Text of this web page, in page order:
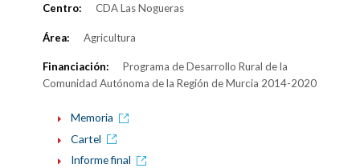
Centro: CDA Las Nogueras
Área: Agricultura
Financiación:
Programa de Desarrollo Rural de la
Comunidad Autónoma de la Región de Murcia 2014-2020
Memoria
Cartel
Informe final